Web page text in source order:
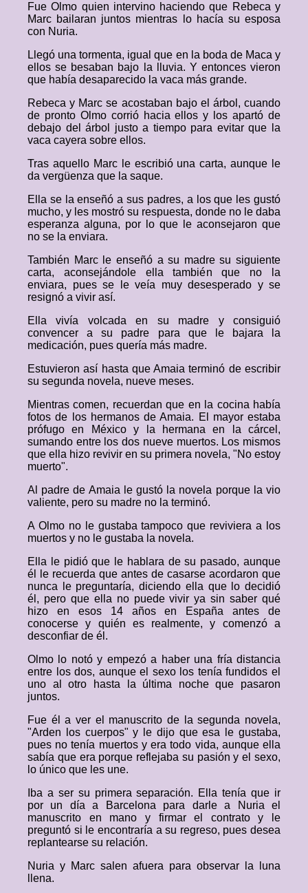
Fue Olmo quien intervino haciendo que Rebeca y
Marc bailaran juntos mientras lo hacía su esposa
con Nuria.
Llegó una tormenta, igual que en la boda de Maca y
ellos se besaban bajo la lluvia. Y entonces vieron
que había desaparecido la vaca más grande.
Rebeca y Marc se acostaban bajo el árbol, cuando
de pronto Olmo corrió hacia ellos y los apartó de
debajo del árbol justo a tiempo para evitar que la
vaca cayera sobre ellos.
Tras aquello Marc le escribió una carta, aunque le
da vergüenza que la saque.
Ella se la enseñó a sus padres, a los que les gustó
mucho, y les mostró su respuesta, donde no le daba
esperanza alguna, por lo que le aconsejaron que
no se la enviara.
También Marc le enseñó a su madre su siguiente
carta, aconsejándole ella también que no la
enviara, pues se le veía muy desesperado y se
resignó a vivir así.
Ella vivía volcada en su madre y consiguió
convencer a su padre para que le bajara la
medicación, pues quería más madre.
Estuvieron así hasta que Amaia terminó de escribir
su segunda novela, nueve meses.
Mientras comen, recuerdan que en la cocina había
fotos de los hermanos de Amaia. El mayor estaba
prófugo en México y la hermana en la cárcel,
sumando entre los dos nueve muertos. Los mismos
que ella hizo revivir en su primera novela, "No estoy
muerto".
Al padre de Amaia le gustó la novela porque la vio
valiente, pero su madre no la terminó.
A Olmo no le gustaba tampoco que reviviera a los
muertos y no le gustaba la novela.
Ella le pidió que le hablara de su pasado, aunque
él le recuerda que antes de casarse acordaron que
nunca le preguntaría, diciendo ella que lo decidió
él, pero que ella no puede vivir ya sin saber qué
hizo en esos 14 años en España antes de
conocerse y quién es realmente, y comenzó a
desconfiar de él.
Olmo lo notó y empezó a haber una fría distancia
entre los dos, aunque el sexo los tenía fundidos el
uno al otro hasta la última noche que pasaron
juntos.
Fue él a ver el manuscrito de la segunda novela,
"Arden los cuerpos" y le dijo que esa le gustaba,
pues no tenía muertos y era todo vida, aunque ella
sabía que era porque reflejaba su pasión y el sexo,
lo único que les une.
Iba a ser su primera separación. Ella tenía que ir
por un día a Barcelona para darle a Nuria el
manuscrito en mano y firmar el contrato y le
preguntó si le encontraría a su regreso, pues desea
replantearse su relación.
Nuria y Marc salen afuera para observar la luna
llena.